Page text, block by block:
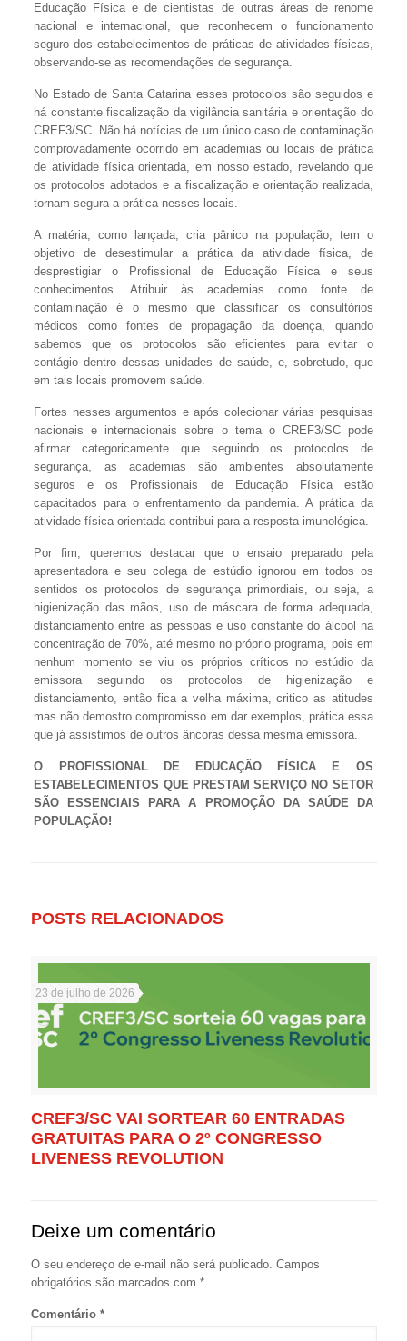
Educação Física e de cientistas de outras áreas de renome
nacional e internacional, que reconhecem o funcionamento
seguro dos estabelecimentos de práticas de atividades físicas,
observando-se as recomendações de segurança.
No Estado de Santa Catarina esses protocolos são seguidos e
há constante fiscalização da vigilância sanitária e orientação do
CREF3/SC. Não há notícias de um único caso de contaminação
comprovadamente ocorrido em academias ou locais de prática
de atividade física orientada, em nosso estado, revelando que
os protocolos adotados e a fiscalização e orientação realizada,
tornam segura a prática nesses locais.
A matéria, como lançada, cria pânico na população, tem o
objetivo de desestimular a prática da atividade física, de
desprestigiar o Profissional de Educação Física e seus
conhecimentos. Atribuir às academias como fonte de
contaminação é o mesmo que classificar os consultórios
médicos como fontes de propagação da doença, quando
sabemos que os protocolos são eficientes para evitar o
contágio dentro dessas unidades de saúde, e, sobretudo, que
em tais locais promovem saúde.
Fortes nesses argumentos e após colecionar várias pesquisas
nacionais e internacionais sobre o tema o CREF3/SC pode
afirmar categoricamente que seguindo os protocolos de
segurança, as academias são ambientes absolutamente
seguros e os Profissionais de Educação Física estão
capacitados para o enfrentamento da pandemia. A prática da
atividade física orientada contribui para a resposta imunológica.
Por fim, queremos destacar que o ensaio preparado pela
apresentadora e seu colega de estúdio ignorou em todos os
sentidos os protocolos de segurança primordiais, ou seja, a
higienização das mãos, uso de máscara de forma adequada,
distanciamento entre as pessoas e uso constante do álcool na
concentração de 70%, até mesmo no próprio programa, pois em
nenhum momento se viu os próprios críticos no estúdio da
emissora seguindo os protocolos de higienização e
distanciamento, então fica a velha máxima, critico as atitudes
mas não demostro compromisso em dar exemplos, prática essa
que já assistimos de outros âncoras dessa mesma emissora.
O PROFISSIONAL DE EDUCAÇÃO FÍSICA E OS
ESTABELECIMENTOS QUE PRESTAM SERVIÇO NO SETOR
SÃO ESSENCIAIS PARA A PROMOÇÃO DA SAÚDE DA
POPULAÇÃO!
POSTS RELACIONADOS
23 de julho de 2026
CREF3/SC VAI SORTEAR 60 ENTRADAS
GRATUITAS PARA O 2º CONGRESSO
LIVENESS REVOLUTION
Deixe um comentário
O seu endereço de e-mail não será publicado. Campos
obrigatórios são marcados com *
Comentário *